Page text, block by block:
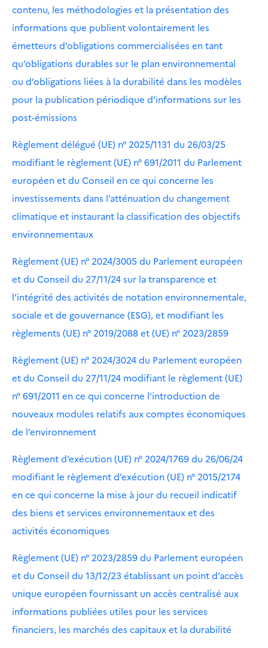
contenu, les méthodologies et la présentation des
informations que publient volontairement les
émetteurs d’obligations commercialisées en tant
qu’obligations durables sur le plan environnemental
ou d’obligations liées à la durabilité dans les modèles
pour la publication périodique d’informations sur les
post-émissions
Règlement délégué (UE) n° 2025/1131 du 26/03/25
modifiant le règlement (UE) n° 691/2011 du Parlement
européen et du Conseil en ce qui concerne les
investissements dans l’atténuation du changement
climatique et instaurant la classification des objectifs
environnementaux
Règlement (UE) n° 2024/3005 du Parlement européen
et du Conseil du 27/11/24 sur la transparence et
l’intégrité des activités de notation environnementale,
sociale et de gouvernance (ESG), et modifiant les
règlements (UE) n° 2019/2088 et (UE) n° 2023/2859
Règlement (UE) n° 2024/3024 du Parlement européen
et du Conseil du 27/11/24 modifiant le règlement (UE)
n° 691/2011 en ce qui concerne l’introduction de
nouveaux modules relatifs aux comptes économiques
de l’environnement
Règlement d’exécution (UE) n° 2024/1769 du 26/06/24
modifiant le règlement d’exécution (UE) n° 2015/2174
en ce qui concerne la mise à jour du recueil indicatif
des biens et services environnementaux et des
activités économiques
Règlement (UE) n° 2023/2859 du Parlement européen
et du Conseil du 13/12/23 établissant un point d’accès
unique européen fournissant un accès centralisé aux
informations publiées utiles pour les services
financiers, les marchés des capitaux et la durabilité